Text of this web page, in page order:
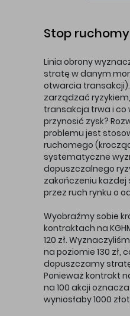
Stop ruchomy
Linia obrony
stratę w danym
otwarcia transakcji).
zarządzać
transakcja trwa i co
przynosić zysk?
problemu jest
ruchomego
systematyczne
dopuszczalnego
zakończeniu każdej
przez ruch rynku o
Wyobraźmy sobie
kontraktach na
120 zł.
na poziomie 130 zł,
dopuszczamy stratę
Ponieważ kontrakt
na 100 akcji
wyniosłaby 1000